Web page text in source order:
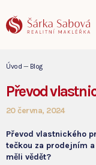
Úvod — Blog
Převod
20 června, 2024
Převod vlastnického
tečkou za prodejním
měli vědět?